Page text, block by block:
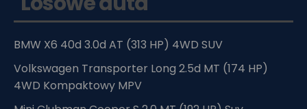
BMW X6 40d 3.0d AT (313 HP) 4WD SUV
Volkswagen Transporter Long 2.5d MT (174 HP)
4WD Kompaktowy MPV